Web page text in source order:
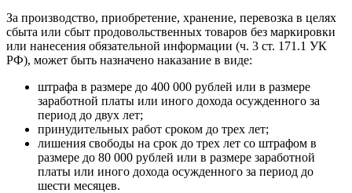
За производство, приобретение, хранение, перевозка в целях
сбыта или сбыт продовольственных товаров без маркировки
или нанесения обязательной информации (ч. 3 ст. 171.1 УК
РФ), может быть назначено наказание в виде:
штрафа в размере до 400 000 рублей или в размере
заработной платы или иного дохода осужденного за
период до двух лет;
принудительных работ сроком до трех лет;
лишения свободы на срок до трех лет со штрафом в
размере до 80 000 рублей или в размере заработной
платы или иного дохода осужденного за период до
шести месяцев.